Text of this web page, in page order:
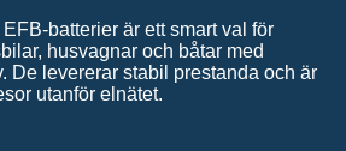
batterier är ett smart val för
husvagnar och båtar med
De levererar stabil prestanda och är
utanför elnätet.